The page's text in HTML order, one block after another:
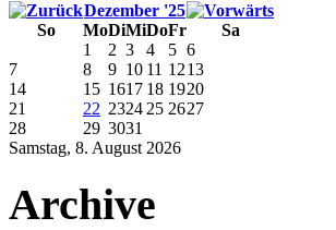
Dezember '25
So
MoDiMiDoFr Sa
Samstag, 8. August 2026
1 2 3 4 5 6
7
8 9 10 11 1213
14
15 1617 18 1920
21
22 2324 25 2627
28
29 3031
Archive